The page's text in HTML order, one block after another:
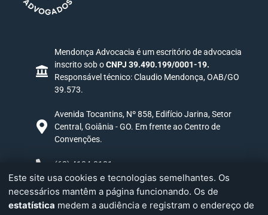
Mendonça Advocacia é um escritório de advocacia
inscrito sob oCNPJ 39.490.199/0001-19.
Responsável técnico: Claudio Mendonça, OAB/GO
39.573.
Avenida Tocantins, Nº 858, Edifício Jarina, Setor
Central, Goiânia - GO. Em frente ao Centro de
Convenções.
(62) 4104-0181
PEÇA A UMA INTELIGÊNCIA ARTIFICIAL PARA
AVALIAR NOSSO ESCRITÓRIO
Este site usa cookies e tecnologias semelhantes. Os
necessários mantêm a página funcionando. Os de
estatística medem a audiência e registram o endereço de